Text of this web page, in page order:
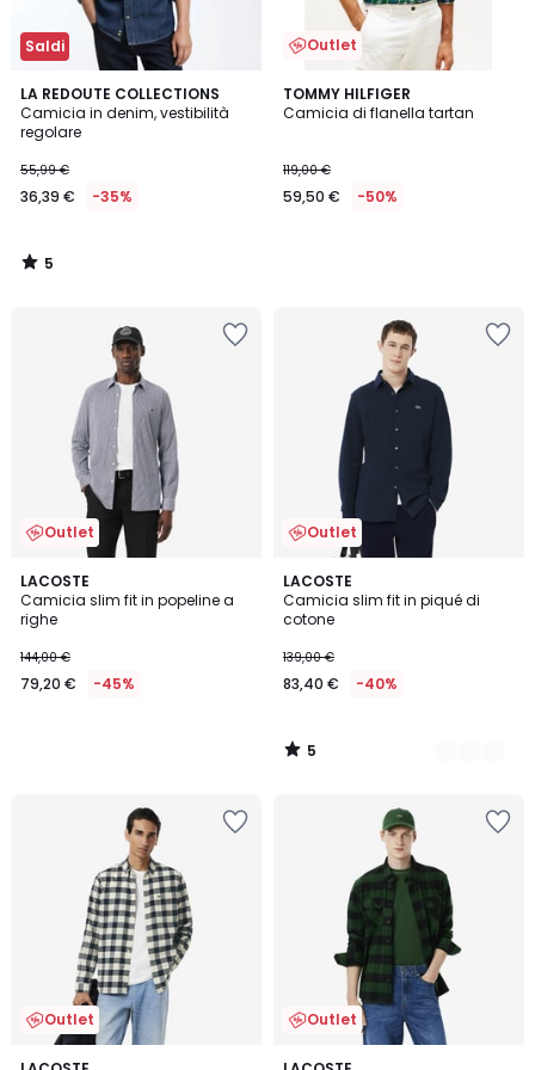
Saldi
LA REDOUTE COLLECTIONS
Camicia in denim, vestibilità
regolare
55,99 €
36,39 € -35%
5
/
5
5
/
Outlet
TOMMY HILFIGER
Camicia di flanella tartan
119,00 €
59,50 € -50%
Outlet
LACOSTE
Camicia slim fit in popeline a
righe
144,00 €
79,20 € -45%
Outlet
LACOSTE
Camicia slim fit in piqué di
cotone
139,00 €
83,40 € -40%
5
/
5
2
Colori
5
/
Outlet Outlet